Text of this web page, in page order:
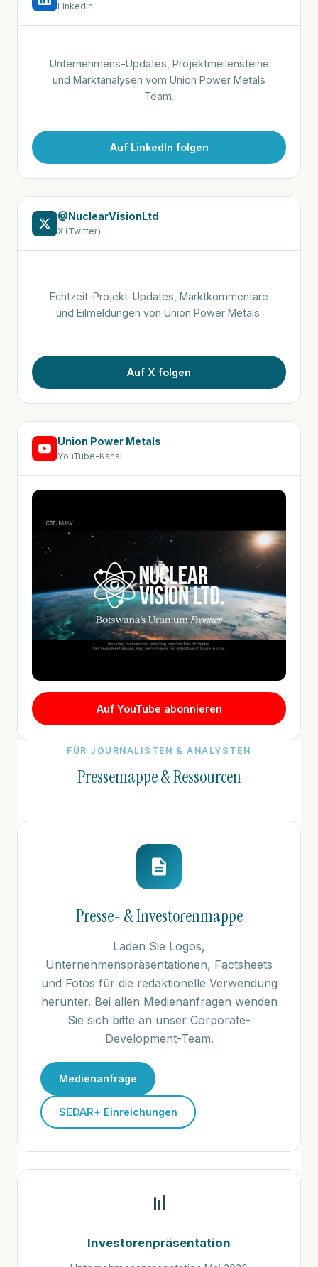
LinkedIn
Unternehmens-Updates, Projektmeilensteine
und Marktanalysen vom Union Power Metals
Team.
Auf LinkedIn folgen
@NuclearVisionLtd
X (Twitter)
Echtzeit-Projekt-Updates, Marktkommentare
und Eilmeldungen von Union Power Metals.
Auf X folgen
Union Power Metals
YouTube-Kanal
Auf YouTube abonnieren
FÜR JOURNALISTEN & ANALYSTEN
Pressemappe & Ressourcen
Presse- & Investorenmappe
Laden Sie Logos,
Unternehmenspräsentationen, Factsheets
und Fotos für die redaktionelle Verwendung
herunter. Bei allen Medienanfragen wenden
Sie sich bitte an unser Corporate-
Development-Team.
Medienanfrage
SEDAR+ Einreichungen
📊
Investorenpräsentation